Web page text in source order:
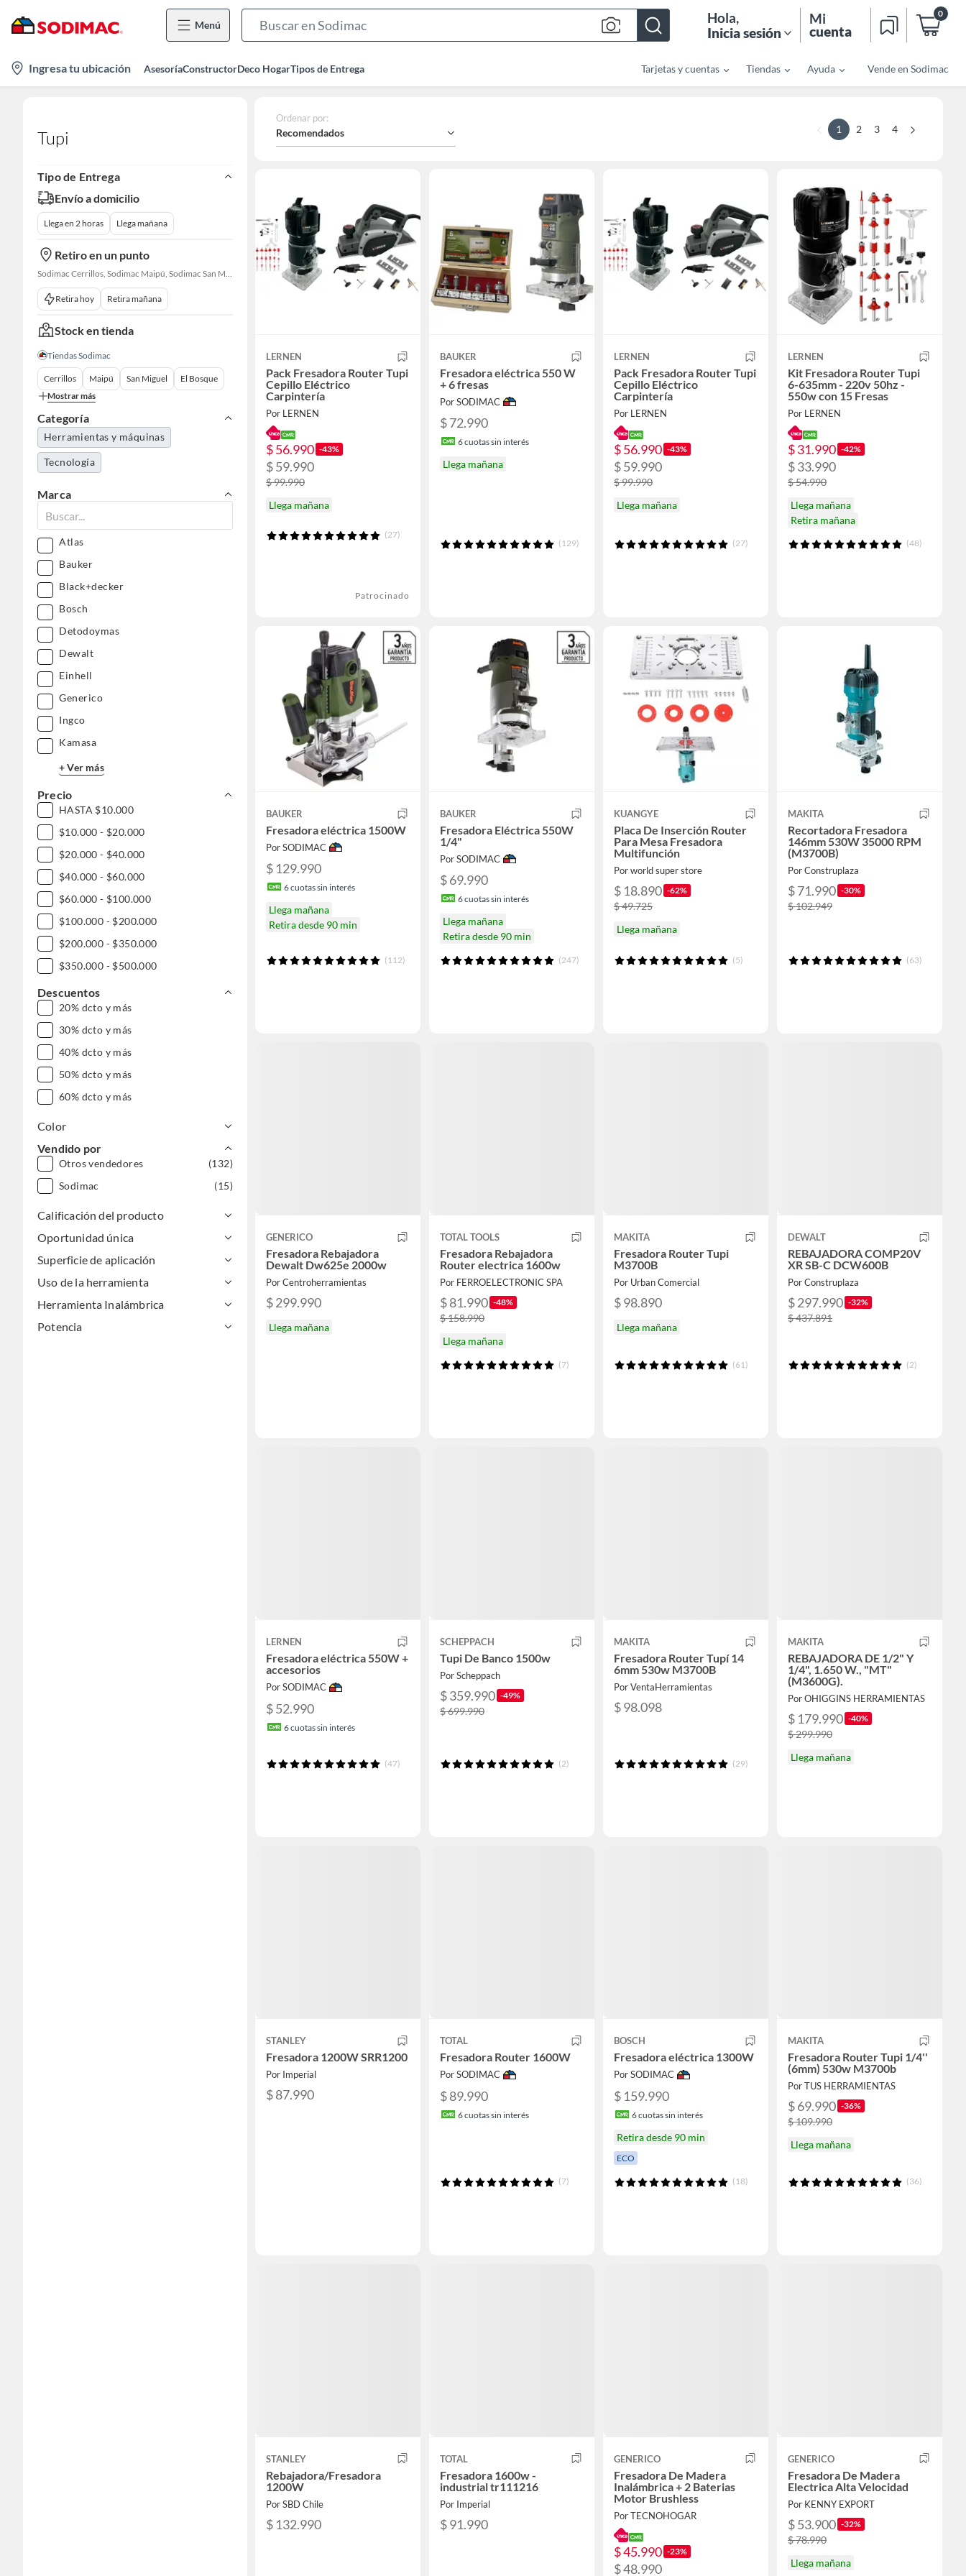
Menú
Bar
Hola,
Inicia sesión
Mi
cuenta
0
location-
icon
Ingresa tu ubicación AsesoríaConstructorDeco HogarTipos de Entrega Tarjetas y cuentas Tiendas Ayuda Vende en Sodimac
Tupi
Tipo de Entrega
Envío a domicilio
Llega en 2 horas Llega mañana
Retiro en un punto
Sodimac Cerrillos, Sodimac Maipú, Sodimac San Miguel, Sodimac El Bosque, Sodimac San Bernardo, Sodimac Talagante, Sodimac San Fernando
Retira hoy Retira mañana
Stock en tienda
Tiendas Sodimac
Cerrillos Maipú San Miguel
El Bosque
Mostrar más
Categoría
Herramientas y máquinas
Tecnología
Marca
Atlas
Bauker
Black+decker
Bosch
Detodoymas
Dewalt
Einhell
Generico
Ingco
Kamasa
+ Ver más
Precio
HASTA $10.000
$10.000 - $20.000
$20.000 - $40.000
$40.000 - $60.000
$60.000 - $100.000
$100.000 - $200.000
$200.000 - $350.000
$350.000 - $500.000
$500.000 - $1.000.000
DESDE $1.000.000
Descuentos
20% dcto y más
30% dcto y más
40% dcto y más
50% dcto y más
60% dcto y más
Color
Vendido por
Otros vendedores
(132)
Sodimac
(15)
Calificación del producto
Oportunidad única
Superficie de aplicación
Uso de la herramienta
Herramienta Inalámbrica
Potencia
Ordenar por:
Recomendados 1 2 3 4
LERNEN
Pack Fresadora Router Tupi
Cepillo Eléctrico
Carpintería
Por LERNEN
$ 56.990 -43%
$ 59.990
$ 99.990
Llega mañana
(27)
Patrocinado
BAUKER
Fresadora eléctrica 550 W
+ 6 fresas
Por SODIMAC
$ 72.990
6cuotas sin interés
Llega mañana
(129)
LERNEN
Pack Fresadora Router Tupi
Cepillo Eléctrico
Carpintería
Por LERNEN
$ 56.990 -43%
$ 59.990
$ 99.990
Llega mañana
(27)
LERNEN
Kit Fresadora Router Tupi
6-635mm - 220v 50hz -
550w con 15 Fresas
Por LERNEN
$ 31.990 -42%
$ 33.990
$ 54.990
Llega mañana
Retira mañana
(48)
BAUKER
Fresadora eléctrica 1500W
Por SODIMAC
$ 129.990
6cuotas sin interés
Llega mañana
Retira desde 90 min
(112)
BAUKER
Fresadora Eléctrica 550W
1/4"
Por SODIMAC
$ 69.990
6cuotas sin interés
Llega mañana
Retira desde 90 min
(247)
KUANGYE
Placa De Inserción Router
Para Mesa Fresadora
Multifunción
Por world super store
$ 18.890 -62%
$ 49.725
Llega mañana
(5)
MAKITA
Recortadora Fresadora
146mm 530W 35000 RPM
(M3700B)
Por Construplaza
$ 71.990 -30%
$ 102.949
(63)
GENERICO
Fresadora Rebajadora
Dewalt Dw625e 2000w
Por Centroherramientas
$ 299.990
Llega mañana
TOTAL TOOLS
Fresadora Rebajadora
Router electrica 1600w
Por FERROELECTRONIC SPA
$ 81.990 -48%
$ 158.990
Llega mañana
(7)
MAKITA
Fresadora Router Tupi
M3700B
Por Urban Comercial
$ 98.890
Llega mañana
(61)
DEWALT
REBAJADORA COMP20V
XR SB-C DCW600B
Por Construplaza
$ 297.990 -32%
$ 437.891
(2)
LERNEN
Fresadora eléctrica 550W +
accesorios
Por SODIMAC
$ 52.990
6cuotas sin interés
(47)
SCHEPPACH
Tupi De Banco 1500w
Por Scheppach
$ 359.990 -49%
$ 699.990
(2)
MAKITA
Fresadora Router Tupí 14
6mm 530w M3700B
Por VentaHerramientas
$ 98.098
(29)
MAKITA
REBAJADORA DE 1/2" Y
1/4", 1.650 W., "MT"
(M3600G).
Por OHIGGINS HERRAMIENTAS
$ 179.990 -40%
$ 299.990
Llega mañana
STANLEY
Fresadora 1200W SRR1200
Por Imperial
$ 87.990
TOTAL
Fresadora Router 1600W
Por SODIMAC
$ 89.990
6cuotas sin interés
(7)
BOSCH
Fresadora eléctrica 1300W
Por SODIMAC
$ 159.990
6cuotas sin interés
Retira desde 90 min
ECO
(18)
MAKITA
Fresadora Router Tupi 1/4''
(6mm) 530w M3700b
Por TUS HERRAMIENTAS
$ 69.990 -36%
$ 109.990
Llega mañana
(36)
STANLEY
Rebajadora/Fresadora
1200W
Por SBD Chile
$ 132.990
TOTAL
Fresadora 1600w -
industrial tr111216
Por Imperial
$ 91.990
GENERICO
Fresadora De Madera
Inalámbrica + 2 Baterias
Motor Brushless
Por TECNOHOGAR
$ 45.990 -23%
$ 48.990
GENERICO
Fresadora De Madera
Electrica Alta Velocidad
Por KENNY EXPORT
$ 53.900 -32%
$ 78.990
Llega mañana